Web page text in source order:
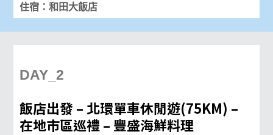
住宿：和田大飯店
DAY_2
飯店出發 – 北環單車休閒遊(75KM) –
在地市區巡禮 – 豐盛海鮮料理